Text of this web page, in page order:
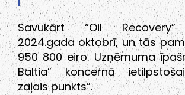
Savukārt “Oil
2024.gada oktobrī, un tās
950 800 eiro. Uzņēmuma
Baltia” koncernā
zaļais punkts”.